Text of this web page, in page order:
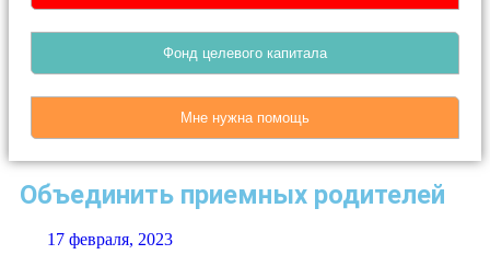
Фонд целевого капитала
Мне нужна помощь
Объединить приемных родителей
17 февраля, 2023